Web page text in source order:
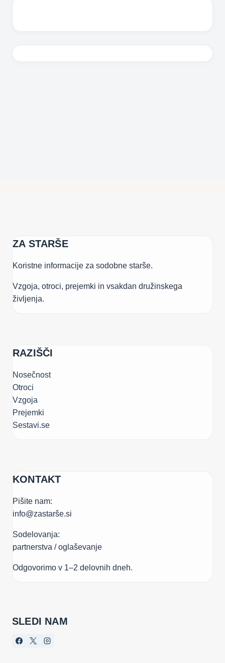
ZA STARŠE
Koristne informacije za sodobne starše.
Vzgoja, otroci, prejemki in vsakdan družinskega
življenja.
RAZIŠČI
Nosečnost
Otroci
Vzgoja
Prejemki
Sestavi.se
KONTAKT
Pišite nam:
info@zastarše.si
Sodelovanja:
partnerstva / oglaševanje
Odgovorimo v 1–2 delovnih dneh.
SLEDI NAM